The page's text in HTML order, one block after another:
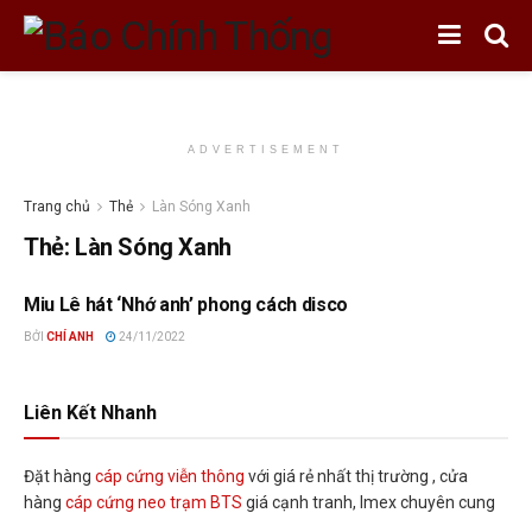
ADVERTISEMENT
Trang chủ Thẻ Làn Sóng Xanh
Thẻ: Làn Sóng Xanh
GIẢI TRÍ
Miu Lê hát ‘Nhớ anh’ phong cách disco
BỞI CHÍ ANH 24/11/2022
Liên Kết Nhanh
Đặt hàng cáp cứng viễn thông với giá rẻ nhất thị trường , cửa
hàng cáp cứng neo trạm BTS giá cạnh tranh, Imex chuyên cung